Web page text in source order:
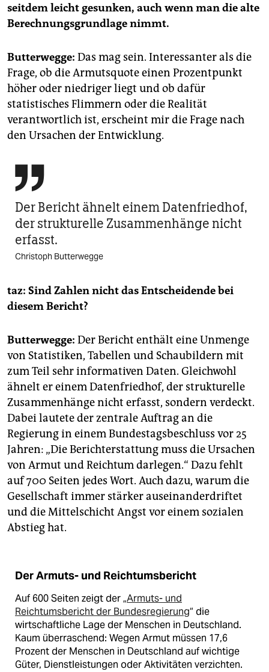
seitdem leicht gesunken, auch wenn man die alte
Berechnungsgrundlage nimmt.
Butterwegge: Das mag sein. Interessanter als die
Frage, ob die Armutsquote einen Prozentpunkt
höher oder niedriger liegt und ob dafür
statistisches Flimmern oder die Realität
verantwortlich ist, erscheint mir die Frage nach
den Ursachen der Entwicklung.

Der Bericht ähnelt einem Datenfriedhof,
der strukturelle Zusammenhänge nicht
erfasst.
Christoph Butterwegge
taz: Sind Zahlen nicht das Entscheidende bei
diesem Bericht?
Butterwegge: Der Bericht enthält eine Unmenge
von Statistiken, Tabellen und Schaubildern mit
zum Teil sehr informativen Daten. Gleichwohl
ähnelt er einem Datenfriedhof, der strukturelle
Zusammenhänge nicht erfasst, sondern verdeckt.
Dabei lautete der zentrale Auftrag an die
Regierung in einem Bundestagsbeschluss vor 25
Jahren: „Die Berichterstattung muss die Ursachen
von Armut und Reichtum darlegen.“ Dazu fehlt
auf 700 Seiten jedes Wort. Auch dazu, warum die
Gesellschaft immer stärker auseinanderdriftet
und die Mittelschicht Angst vor einem sozialen
Abstieg hat.
Der Armuts- und Reichtumsbericht
Auf 600 Seiten zeigt der „Armuts- und
Reichtumsbericht der Bundesregierung“ die
wirtschaftliche Lage der Menschen in Deutschland.
Kaum überraschend: Wegen Armut müssen 17,6
Prozent der Menschen in Deutschland auf wichtige
Güter, Dienstleistungen oder Aktivitäten verzichten.